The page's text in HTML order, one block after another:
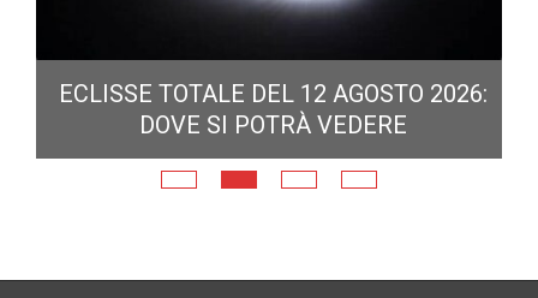
ECLISSE TOTALE DEL 12 AGOSTO 2026:
DOVE SI POTRÀ VEDERE